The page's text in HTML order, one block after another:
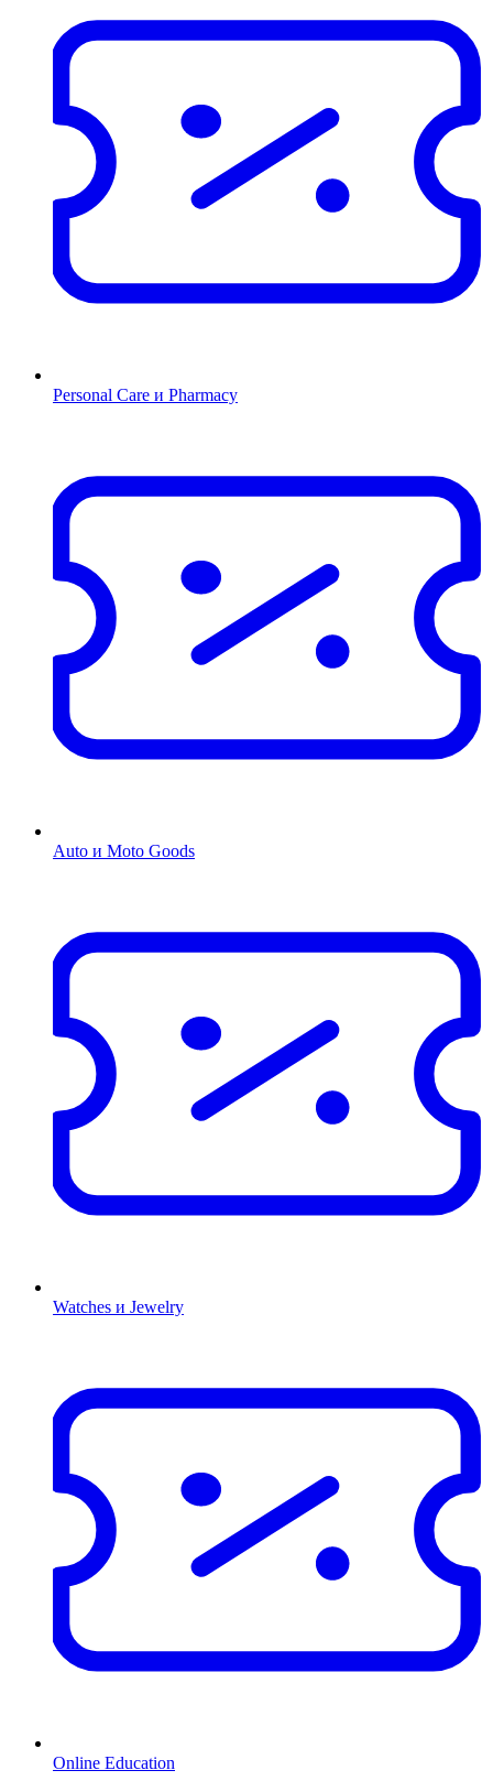
Personal Care и Pharmacy
Auto и Moto Goods
Watches и Jewelry
Online Education